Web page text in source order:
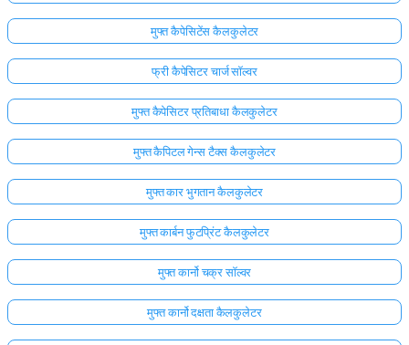
मुफ्त कैपेसिटेंस कैलकुलेटर
फ्री कैपेसिटर चार्ज सॉल्वर
मुफ्त कैपेसिटर प्रतिबाधा कैलकुलेटर
मुफ्त कैपिटल गेन्स टैक्स कैलकुलेटर
मुफ्त कार भुगतान कैलकुलेटर
मुफ्त कार्बन फुटप्रिंट कैलकुलेटर
मुफ्त कार्नो चक्र सॉल्वर
मुफ्त कार्नो दक्षता कैलकुलेटर